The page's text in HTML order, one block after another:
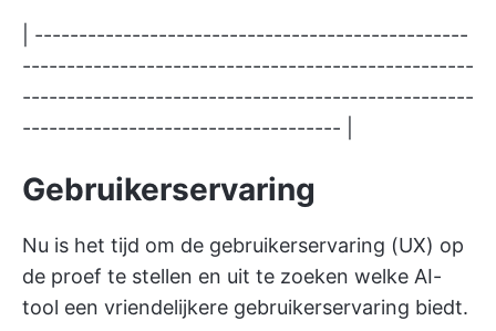
| -------------------------------------------------
---------------------------------------------------
---------------------------------------------------
------------------------------------ |
Gebruikerservaring
Nu is het tijd om de gebruikerservaring (UX) op
de proef te stellen en uit te zoeken welke AI-
tool een vriendelijkere gebruikerservaring biedt.